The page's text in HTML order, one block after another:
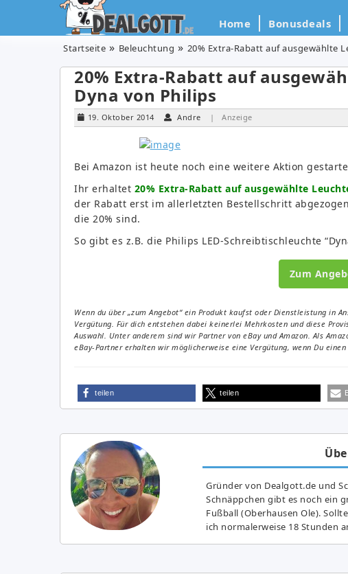
Home Bonusdeals
Startseite Beleuchtung 20% Extra-Rabatt auf ausgewählte
20% Extra-Rabatt auf
Dyna von Philips
19. Oktober 2014 Andre | Anzeige
Bei Amazon ist heute noch eine weitere Aktion
Ihr erhaltet 20% Extra-Rabatt auf ausgewählte
der Rabatt erst im allerletzten Bestellschritt
die 20% sind.
So gibt es z.B. die Philips LED-Schreibtischleuchte
Zum
Wenn du über „zum Angebot“ ein Produkt kaufst oder Dienstleistung in
Vergütung. Für dich entstehen dabei keinerlei Mehrkosten und diese
Auswahl. Unter anderem sind wir Partner von eBay und Amazon. Als
eBay-Partner erhalten wir möglicherweise eine Vergütung, wenn Du einen
teilen teilen
Gründer von Dealgott.de und
Schnäppchen gibt es noch ein
Fußball (Oberhausen Ole).
ich normalerweise 18 Stunden